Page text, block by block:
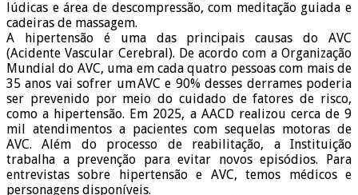
lúdicas e área de descompressão, com meditação guiada e
cadeiras de massagem.
A hipertensão é uma das principais causas do AVC
(Acidente Vascular Cerebral). De acordo com a Organização
Mundial do AVC, uma em cada quatro pessoas com mais de
35 anos vai sofrer um AVC e 90% desses derrames poderia
ser prevenido por meio do cuidado de fatores de risco,
como a hipertensão. Em 2025, a AACD realizou cerca de 9
mil atendimentos a pacientes com sequelas motoras de
AVC. Além do processo de reabilitação, a Instituição
trabalha a prevenção para evitar novos episódios. Para
entrevistas sobre hipertensão e AVC, temos médicos e
personagens disponíveis.